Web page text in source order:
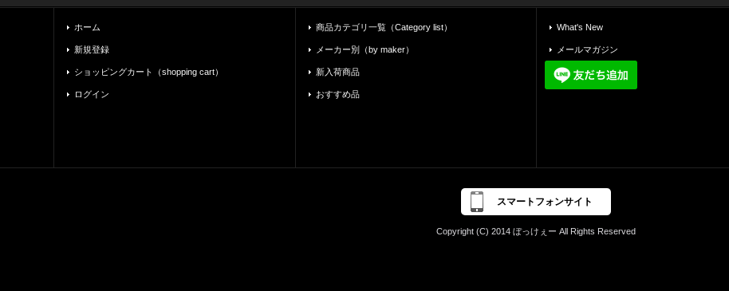
ホーム
新規登録
ショッピングカート（shopping cart）
ログイン
商品カテゴリ一覧（Category list）
メーカー別（by maker）
新入荷商品
おすすめ品
What's New
メールマガジン
スマートフォンサイト
Copyright (C) 2014 ぼっけぇー All Rights Reserved